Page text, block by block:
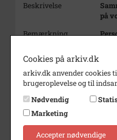
Beskrivelse
på
Bemærkning
Dateringsnote
Fotograf
Se på kort
Type
Cookies på arkiv.dk
arkiv.dk anvender cookies
brugeroplevelse og til
Nødvendig
Marketing
Accepter nødvendige